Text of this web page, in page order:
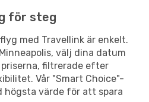
för steg
med Travellink är enkelt.
välj dina datum
filtrerade efter
Vår "Smart Choice"-
högsta värde för att spara